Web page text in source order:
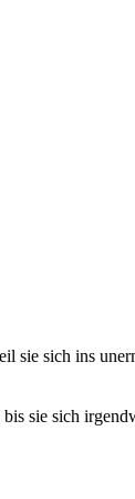
sie sich ins
sie sich